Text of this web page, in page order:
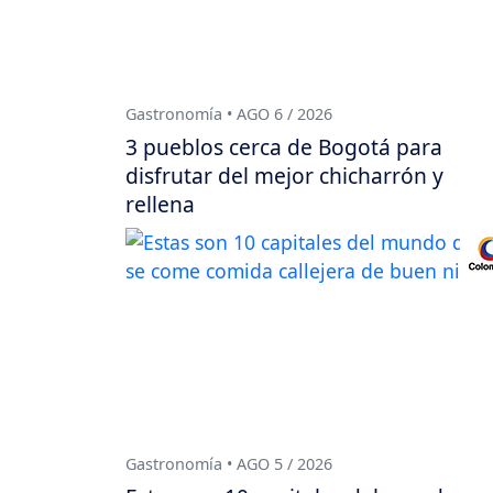
Gastronomía • AGO 6 / 2026
3 pueblos cerca de Bogotá para
disfrutar del mejor chicharrón y
rellena
Gastronomía • AGO 5 / 2026